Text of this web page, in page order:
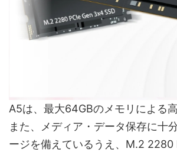
A5は、最大64GBのメモリによる
また、メディア・データ保存に十
ージを備えているうえ、M.2